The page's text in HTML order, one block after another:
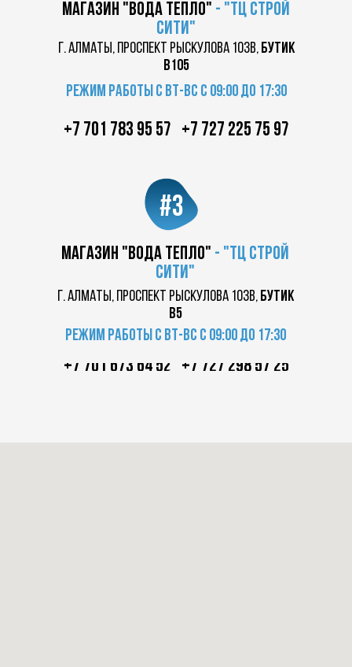
магазин "вода тепло" - "ТЦ строй
сити"
г. Алматы, проспект Рыскулова 103в, бутик
в105
Режим работы с вт-вс с 09:00 до 17:30
магазин "вода тепло" - "ТЦ строй
сити"
#3
г. Алматы, проспект Рыскулова 103в, бутик
в5
Режим работы с вт-вс с 09:00 до 17:30
+7 701 783 95 57 +7 727 225 75 97
+7 701 673 64 52 +7 727 298 57 25